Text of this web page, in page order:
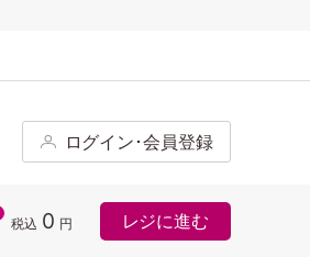
ログイン･会員登録
税込 0 円 レジに進む